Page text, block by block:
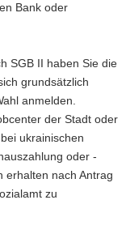
Bank oder
SGB II haben Sie die
grundsätzlich
anmelden.
der Stadt oder
ukrainischen
oder -
erhalten nach Antrag
zu